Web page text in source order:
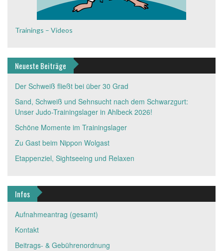
Trainings – Videos
Neueste Beiträge
Der Schweiß fließt bei über 30 Grad
Sand, Schweiß und Sehnsucht nach dem Schwarzgurt:
Unser Judo-Trainingslager in Ahlbeck 2026!
Schöne Momente im Trainingslager
Zu Gast beim Nippon Wolgast
Etappenziel, Sightseeing und Relaxen
Infos
Aufnahmeantrag (gesamt)
Kontakt
Beitrags- & Gebührenordnung